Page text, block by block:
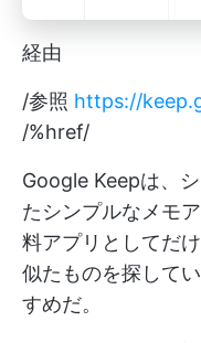
経由
/参照 https://
/%href/
Google Keepは、
たシンプルなメモ
料アプリとしてだ
似たものを探して
すめだ。